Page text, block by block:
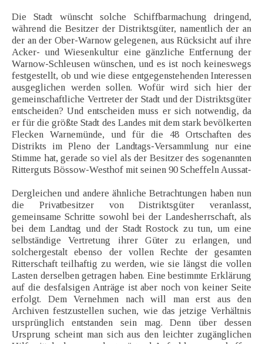
Die Stadt wünscht solche Schiffbarmachung dringend,
während die Besitzer der Distriktsgüter, namentlich der an
der an der Ober-Warnow gelegenen, aus Rücksicht auf ihre
Acker- und Wiesenkultur eine gänzliche Entfernung der
Warnow-Schleusen wünschen, und es ist noch keineswegs
festgestellt, ob und wie diese entgegenstehenden Interessen
ausgeglichen werden sollen. Wofür wird sich hier der
gemeinschaftliche Vertreter der Stadt und der Distriktsgüter
entscheiden? Und entscheiden muss er sich notwendig, da
er für die größte Stadt des Landes mit dem stark bevölkerten
Flecken Warnemünde, und für die 48 Ortschaften des
Distrikts im Pleno der Landtags-Versammlung nur eine
Stimme hat, gerade so viel als der Besitzer des sogenannten
Ritterguts Bössow-Westhof mit seinen 90 Scheffeln Aussat-
Dergleichen und andere ähnliche Betrachtungen haben nun
die Privatbesitzer von Distriktsgüter veranlasst,
gemeinsame Schritte sowohl bei der Landesherrschaft, als
bei dem Landtag und der Stadt Rostock zu tun, um eine
selbständige Vertretung ihrer Güter zu erlangen, und
solchergestalt ebenso der vollen Rechte der gesamten
Ritterschaft teilhaftig zu werden, wie sie längst die vollen
Lasten derselben getragen haben. Eine bestimmte Erklärung
auf die desfalsigen Anträge ist aber noch von keiner Seite
erfolgt. Dem Vernehmen nach will man erst aus den
Archiven festzustellen suchen, wie das jetzige Verhältnis
ursprünglich entstanden sein mag. Denn über dessen
Ursprung scheint man sich aus den leichter zugänglichen